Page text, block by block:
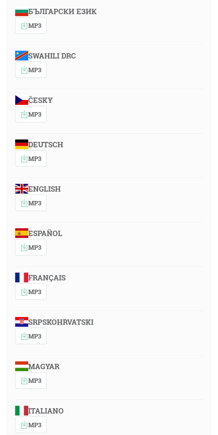
БЪЛГАРСКИ ЕЗИК
MP3
SWAHILI DRC
MP3
ČESKY
MP3
DEUTSCH
MP3
ENGLISH
MP3
ESPAÑOL
MP3
FRANÇAIS
MP3
SRPSKOHRVATSKI
MP3
MAGYAR
MP3
ITALIANO
MP3